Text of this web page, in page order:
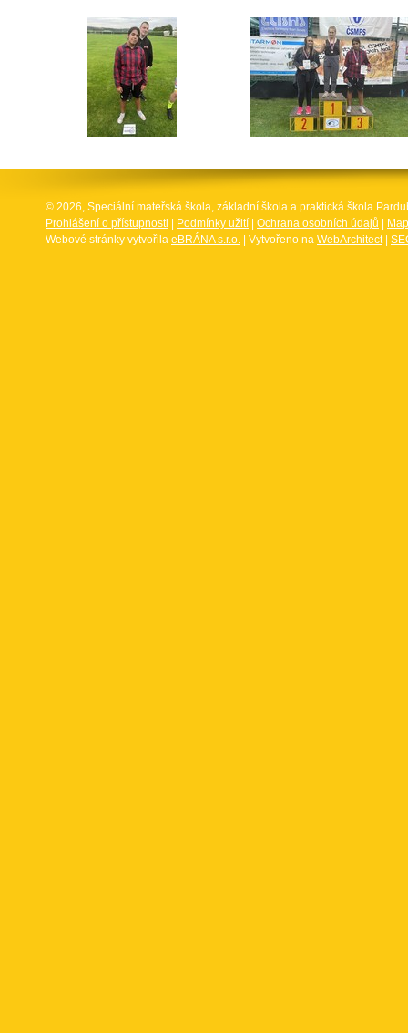
© 2026, Speciální mateřská škola, základní škola a praktická škola
Prohlášení o přístupnosti
Podmínky užití Ochrana osobních údajů
Webové stránky vytvořila eBRÁNA s.r.o. | Vytvořeno na WebArchitect|